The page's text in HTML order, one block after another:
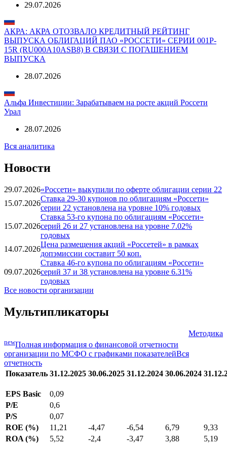
29.07.2026
АКРА: АКРА ОТОЗВАЛО КРЕДИТНЫЙ РЕЙТИНГ
ВЫПУСКА ОБЛИГАЦИЙ ПАО «РОССЕТИ» СЕРИИ 001P-
15R (RU000A10ASB8) В СВЯЗИ С ПОГАШЕНИЕМ
ВЫПУСКА
28.07.2026
Альфа Инвестиции: Зарабатываем на росте акций Россети
Урал
28.07.2026
Вся аналитика
Новости
29.07.2026«Россети» выкупили по оферте облигации серии 22
15.07.2026
Ставка 29-30 купонов по облигациям «Россети»
серии 22 установлена на уровне 10% годовых
15.07.2026
Ставка 53-го купона по облигациям «Россети»
серий 26 и 27 установлена на уровне 7.02%
годовых
14.07.2026
Цена размещения акций «Россетей» в рамках
допэмиссии составит 50 коп.
09.07.2026
Ставка 46-го купона по облигациям «Россети»
серий 37 и 38 установлена на уровне 6.31%
годовых
Все новости организации
Мультипликаторы
Методика
newПолная информация о финансовой отчетности
организации по МСФО с графиками показателейВся
отчетность
Показатель 31.12.2025 30.06.2025 31.12.2024 30.06.2024
EPS Basic
0,09
P/E
0,6
P/S
0,07
ROE (%)
11,21 -4,47 -6,54 6,79
9,33
ROA (%)
5,52 -2,4 -3,47 3,88 5,19